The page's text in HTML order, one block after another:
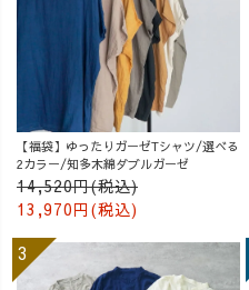
【福袋】ゆったりガーゼTシャツ/選べる
2カラー/知多木綿ダブルガーゼ
14,520円(税込)
13,970円(税込)